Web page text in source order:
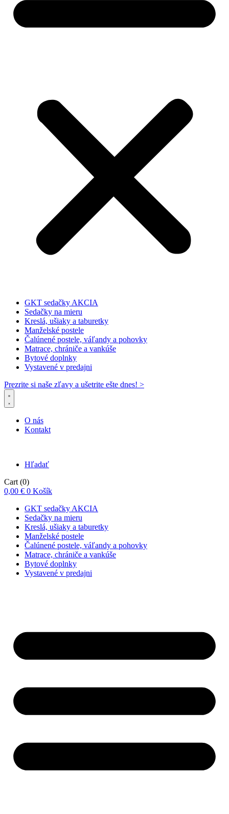
GKT sedačky AKCIA
Sedačky na mieru
Kreslá, ušiaky a taburetky
Manželské postele
Čalúnené postele, váľandy a pohovky
Matrace, chrániče a vankúše
Bytové doplnky
Vystavené v predajni
Prezrite si naše zľavy a ušetrite ešte dnes! >​
O nás
Kontakt
Hľadať
Cart (0)
0,00 € 0 Košík
GKT sedačky AKCIA
Sedačky na mieru
Kreslá, ušiaky a taburetky
Manželské postele
Čalúnené postele, váľandy a pohovky
Matrace, chrániče a vankúše
Bytové doplnky
Vystavené v predajni